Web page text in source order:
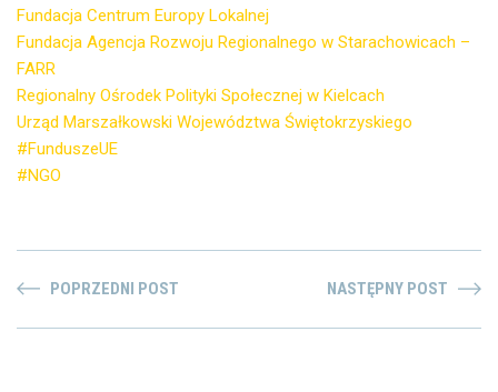
Fundacja Centrum Europy Lokalnej
Fundacja Agencja Rozwoju Regionalnego w Starachowicach –
FARR
Regionalny Ośrodek Polityki Społecznej w Kielcach
Urząd Marszałkowski Województwa Świętokrzyskiego
#FunduszeUE
#NGO
POPRZEDNI POST NASTĘPNY POST